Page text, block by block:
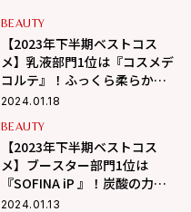
BEAUTY
【2023年下半期ベストコス
メ】乳液部門1位は『コスメデ
コルテ』！ふっくら柔らか
な、恋している時のような肌
2024.01.18
BEAUTY
【2023年下半期ベストコス
メ】ブースター部門1位は
『SOFINA iP 』！炭酸の力で
潤い、明るさ、キメ、ハリ…
2024.01.13